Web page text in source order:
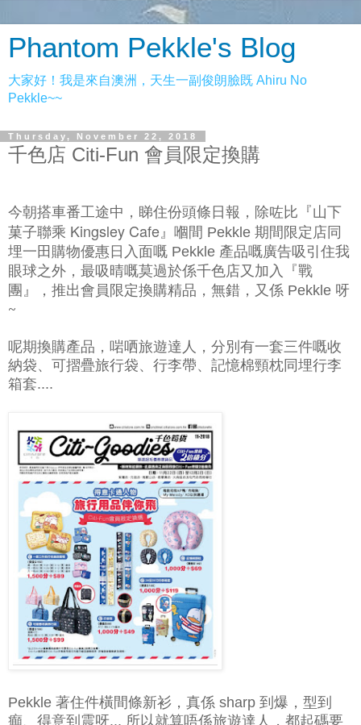
Phantom Pekkle's Blog
大家好！我是來自澳洲，天生一副俊朗臉既 Ahiru No
Pekkle~~
Thursday, November 22, 2018
千色店 Citi-Fun 會員限定換購
今朝搭車番工途中，睇住份頭條日報，除咗比『山下
菓子聯乘 Kingsley Cafe 』嗰間 Pekkle 期間限定店同
埋一田購物優惠日入面嘅 Pekkle 產品嘅廣告吸引住我
眼球之外，最吸晴嘅莫過於係千色店又加入『戰
團』，推出會員限定換購精品，無錯，又係 Pekkle 呀
~
呢期換購產品，啱哂旅遊達人，分別有一套三件嘅收
納袋、可摺疊旅行袋、行李帶、記憶棉頸枕同埋行李
箱套....
Pekkle 著住件橫間條新衫，真係 sharp 到爆，型到
癲、得意到震呀... 所以就算唔係旅遊達人，都起碼要